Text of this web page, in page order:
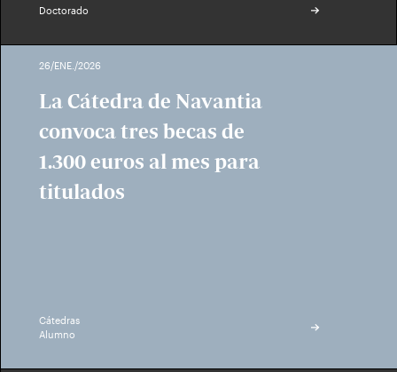
Doctorado
26/ENE./2026
La Cátedra de Navantia
convoca tres becas de
1.300 euros al mes para
titulados
Cátedras
Alumno